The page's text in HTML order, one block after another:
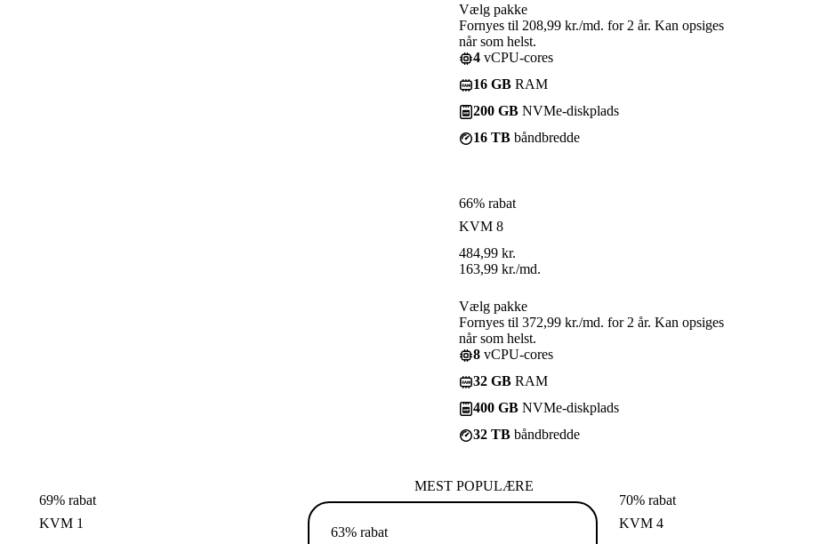
Vælg pakke
Fornyes til 208,99 kr./md. for 2 år. Kan opsiges
når som helst.
4 vCPU-cores
16 GB RAM
200 GB NVMe-diskplads
16 TB båndbredde
66% rabat
KVM 8
484,99 kr.
163,99 kr./md.
Vælg pakke
Fornyes til 372,99 kr./md. for 2 år. Kan opsiges
når som helst.
8 vCPU-cores
32 GB RAM
400 GB NVMe-diskplads
32 TB båndbredde
69% rabat
KVM 1
MEST POPULÆRE
63% rabat
70% rabat
KVM 4